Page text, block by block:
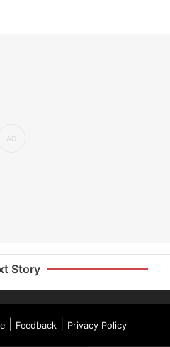
Story
| Feedback| Privacy Policy